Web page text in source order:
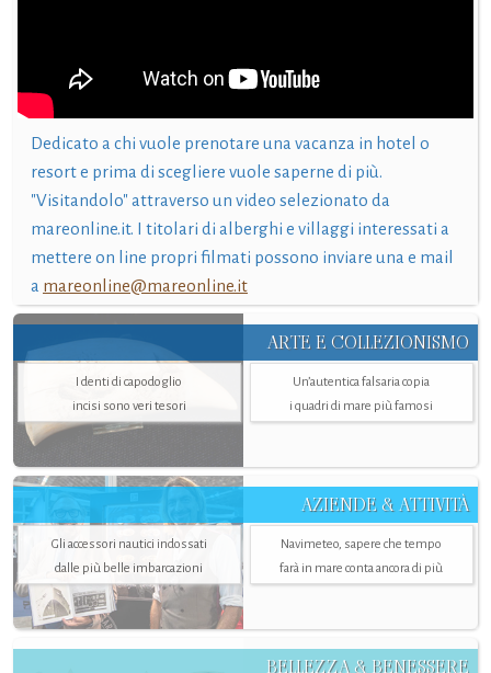
Dedicato a chi vuole prenotare una vacanza in hotel o
resort e prima di scegliere vuole saperne di più.
"Visitandolo" attraverso un video selezionato da
mareonline.it. I titolari di alberghi e villaggi interessati a
mettere on line propri filmati possono inviare una e mail
a mareonline@mareonline.it
ARTE E COLLEZIONISMO
I denti di capodoglio
incisi sono veri tesori
Un’autentica falsaria copia
i quadri di mare più famosi
AZIENDE & ATTIVITÀ
Gli accessori nautici indossati
dalle più belle imbarcazioni
Navimeteo, sapere che tempo
farà in mare conta ancora di più
BELLEZZA & BENESSERE